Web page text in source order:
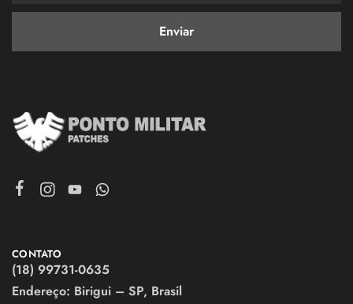
CONTATO
(18) 99731-0635
Endereço: Birigui – SP, Brasil